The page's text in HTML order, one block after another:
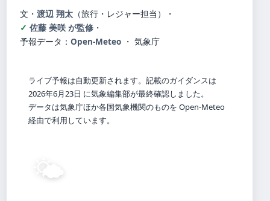
文・ 渡辺 翔太 （旅行・レジャー担当）
・
佐藤 美咲 が監修 ・
予報データ： Open-Meteo ・ 気象庁
ライブ予報は自動更新されます。記載のガイダンスは
2026年6月23日 に気象編集部が最終確認しました。
データは気象庁ほか各国気象機関のものを Open-Meteo
経由で利用しています。
🌤️